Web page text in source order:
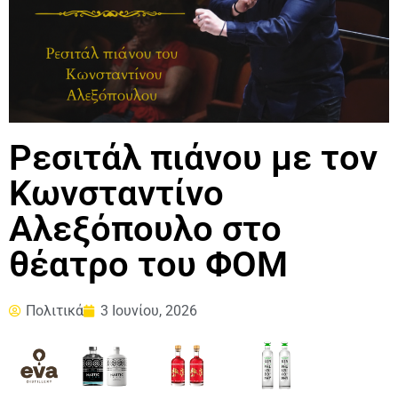
Ρεσιτάλ πιάνου με τον
Κωνσταντίνο
Αλεξόπουλο στο
θέατρο του ΦΟΜ
Πολιτικά 3 Ιουνίου, 2026